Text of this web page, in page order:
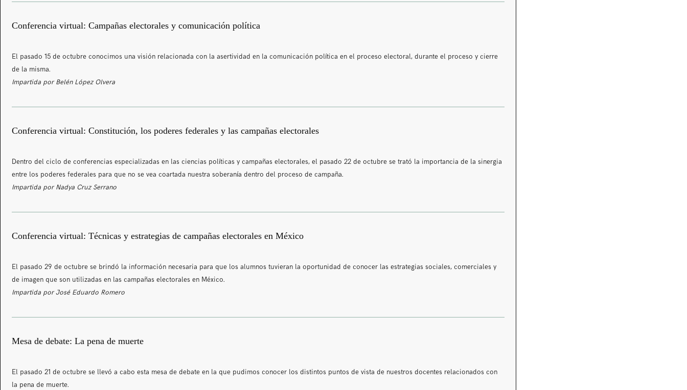
Conferencia virtual: Campañas electorales y comunicación política
El pasado 15 de octubre conocimos una visión relacionada con la asertividad en la comunicación política en el proceso electoral, durante el proceso y cierre
de la misma.
Impartida por Belén López Olvera
Conferencia virtual: Constitución, los poderes federales y las campañas electorales
Dentro del ciclo de conferencias especializadas en las ciencias políticas y campañas electorales, el pasado 22 de octubre se trató la importancia de la sinergia
entre los poderes federales para que no se vea coartada nuestra soberanía dentro del proceso de campaña.
Impartida por Nadya Cruz Serrano
Conferencia virtual: Técnicas y estrategias de campañas electorales en México
El pasado 29 de octubre se brindó la información necesaria para que los alumnos tuvieran la oportunidad de conocer las estrategias sociales, comerciales y
de imagen que son utilizadas en las campañas electorales en México.
Impartida por José Eduardo Romero
Mesa de debate: La pena de muerte
El pasado 21 de octubre se llevó a cabo esta mesa de debate en la que pudimos conocer los distintos puntos de vista de nuestros docentes relacionados con
la pena de muerte.